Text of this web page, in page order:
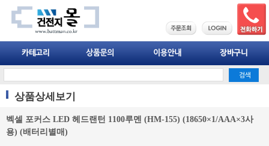
상품상세보기
벡셀 포커스 LED 헤드랜턴 1100루멘 (HM-155) (18650×1/AAA×3사
용) (배터리별매)